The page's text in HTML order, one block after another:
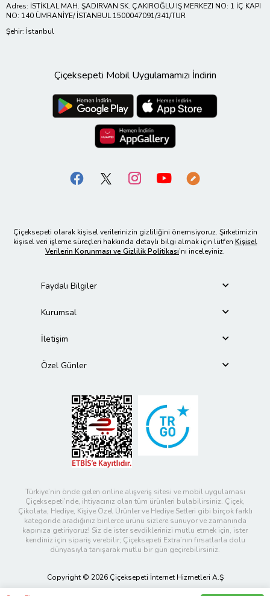
Adres: İSTİKLAL MAH. ŞADIRVAN SK. ÇAKIROĞLU IŞ MERKEZI NO: 1 İÇ KAPI
NO: 140 ÜMRANİYE/ İSTANBUL 1500047091/341/TUR
Şehir: İstanbul
Çiçeksepeti Mobil Uygulamamızı İndirin
Çiçeksepeti olarak kişisel verilerinizin gizliliğini önemsiyoruz. Şirketimizin
kişisel veri işleme süreçleri hakkında detaylı bilgi almak için lütfen Kişisel
Verilerin Korunması ve Gizlilik Politikası’nı inceleyiniz.
Faydalı Bilgiler
Kurumsal
İletişim
Özel Günler
Türkiye’nin önde gelen online alışveriş sitesi ve mobil uygulaması
Çiçeksepeti’nde, ihtiyacınız olan tüm ürünleri bulabilirsiniz. Çiçek,
Çikolata, Hediye, Kişiye Özel Ürünler ve Hediye Setleri gibi birçok farklı
kategoride aradığınız binlerce ürünü sizlere sunuyor ve zamanında
kapınıza getiriyoruz! Siz de ister sevdiklerinizi mutlu etmek için, ister
kendiniz için sipariş verebilir; Çiçeksepeti Extra’nın fırsatlarla dolu
dünyasıyla tanışarak mutlu bir gün geçirebilirsiniz.
Copyright © 2026 Çiçeksepeti İnternet Hizmetleri A.Ş